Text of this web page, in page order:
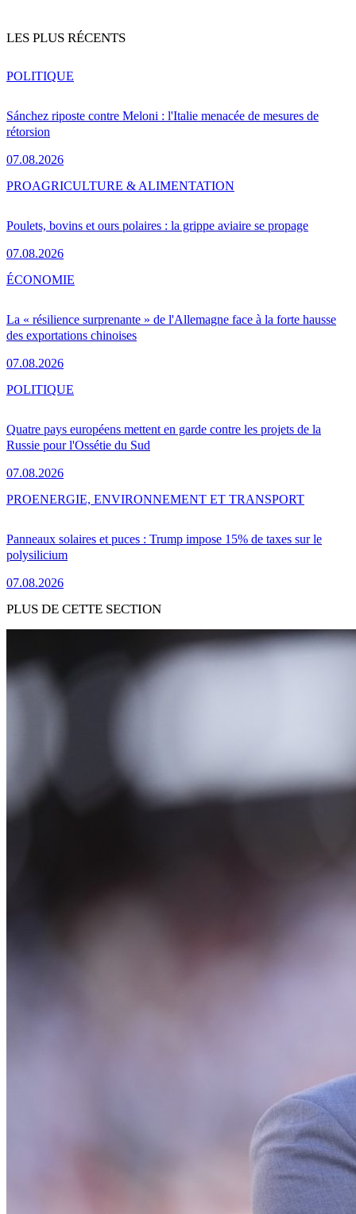
LES PLUS RÉCENTS
Sánchez riposte contre Meloni : l'Italie menacée de mesures de
rétorsion
07.08.2026
POLITIQUE
Poulets, bovins et ours polaires : la grippe aviaire se propage
07.08.2026
PROAGRICULTURE & ALIMENTATION
La « résilience surprenante » de l'Allemagne face à la forte hausse
des exportations chinoises
07.08.2026
ÉCONOMIE
Quatre pays européens mettent en garde contre les projets de la
Russie pour l'Ossétie du Sud
07.08.2026
POLITIQUE
Panneaux solaires et puces : Trump impose 15% de taxes sur le
polysilicium
07.08.2026
PROENERGIE, ENVIRONNEMENT ET TRANSPORT
PLUS DE CETTE SECTION